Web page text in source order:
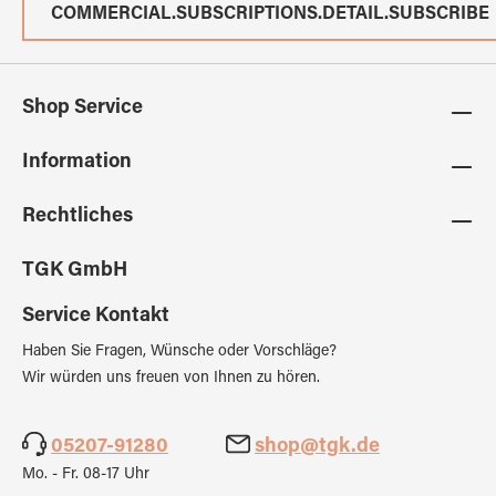
COMMERCIAL.SUBSCRIPTIONS.DETAIL.SUBSCRIBE
Shop Service
Information
Rechtliches
TGK GmbH
Service Kontakt
Haben Sie Fragen, Wünsche oder Vorschläge?
Wir würden uns freuen von Ihnen zu hören.
05207-91280 shop@tgk.de
Mo. - Fr. 08-17 Uhr